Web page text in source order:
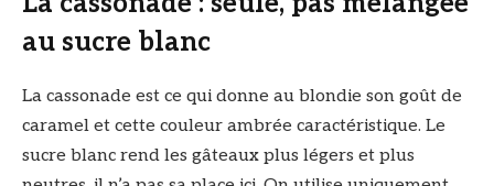
au sucre blanc
La cassonade est ce qui donne au blondie son goût de
caramel et cette couleur ambrée caractéristique. Le
sucre blanc rend les gâteaux plus légers et plus